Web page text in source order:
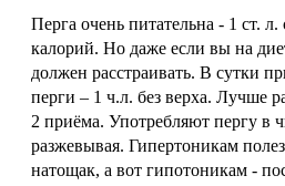
Перга очень питательна - 1 ст.
калорий. Но даже если вы на
должен расстраивать. В сутки
перги – 1 ч.л. без верха. Лучше
2 приёма. Употребляют пергу в
разжевывая. Гипертоникам
натощак, а вот гипотоникам -